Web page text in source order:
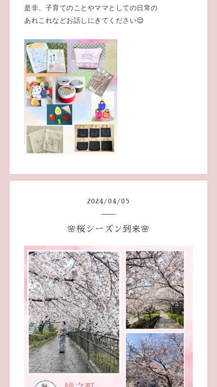
是非、子育てのことやママとしての日常の
あれこれなどお話しにきてください😌
2024 /04 /05
🌸桜シーズン到来🌸